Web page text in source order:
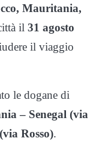
Mauritania,
il 31 agosto
il viaggio
le dogane di
– Senegal (via
Rosso).